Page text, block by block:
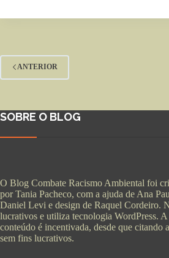
ANTERIOR
SOBRE O BLOG
O Blog Combate Racismo Ambiental foi
por Tania Pacheco, com a ajuda de Ana
Daniel Levi e design de Raquel Cordeiro.
lucrativos e utiliza tecnologia WordPress. A
conteúdo é incentivada, desde que citando
sem fins lucrativos.